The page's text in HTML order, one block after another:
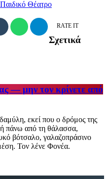
Παιδικό Θέατρο
RATE IT
Σχετικά
— μην τον κρίνετε από
εκεί που ο δρόμος της
πάνω από τη θάλασσα,
βότσαλο, γαλαζοπράσινο
Τον λένε Φονέα.